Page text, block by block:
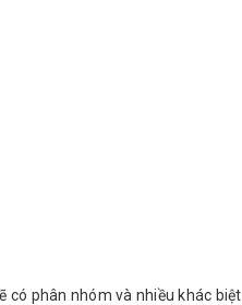
phân nhóm và nhiều khác biệt.